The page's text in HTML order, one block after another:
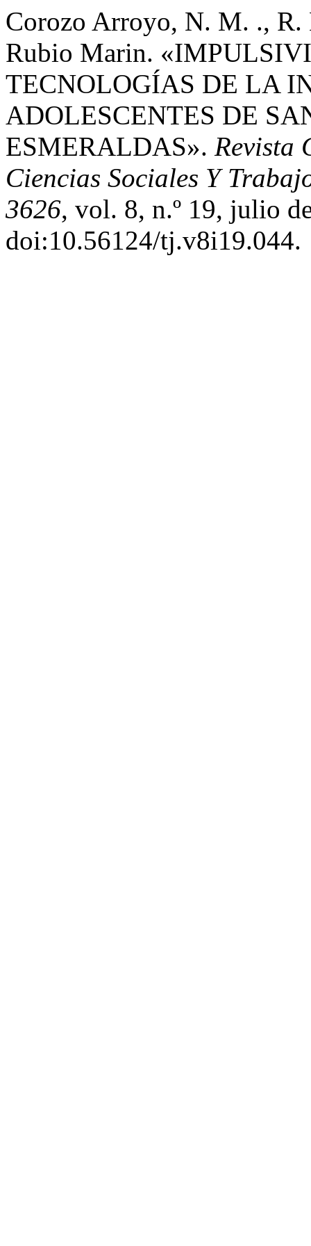
Corozo Arroyo, N. M. ., R.
Rubio Marin.
TECNOLOGÍAS DE LA
ADOLESCENTES DE
ESMERALDAS». Revista
Ciencias Sociales Y
3626, vol. 8, n.º 19, julio
doi:10.56124/tj.v8i19.044.